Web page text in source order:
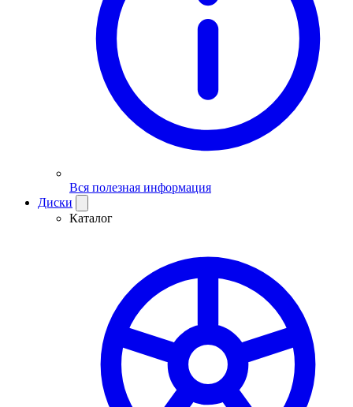
Вся полезная информация
Диски
Каталог